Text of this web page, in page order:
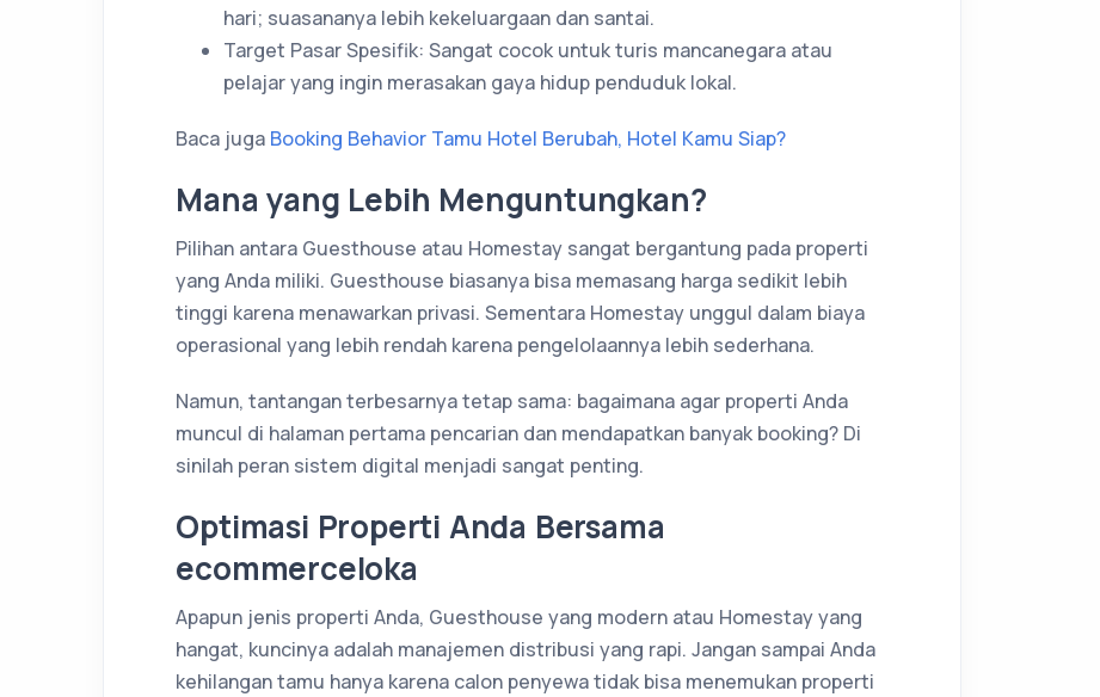
hari; suasananya lebih kekeluargaan dan santai.
Target Pasar Spesifik: Sangat cocok untuk turis mancanegara atau
pelajar yang ingin merasakan gaya hidup penduduk lokal.
Baca juga Booking Behavior Tamu Hotel Berubah, Hotel Kamu Siap?
Mana yang Lebih Menguntungkan?
Pilihan antara Guesthouse atau Homestay sangat bergantung pada properti
yang Anda miliki. Guesthouse biasanya bisa memasang harga sedikit lebih
tinggi karena menawarkan privasi. Sementara Homestay unggul dalam biaya
operasional yang lebih rendah karena pengelolaannya lebih sederhana.
Namun, tantangan terbesarnya tetap sama: bagaimana agar properti Anda
muncul di halaman pertama pencarian dan mendapatkan banyak booking? Di
sinilah peran sistem digital menjadi sangat penting.
Optimasi Properti Anda Bersama
ecommerceloka
Apapun jenis properti Anda, Guesthouse yang modern atau Homestay yang
hangat, kuncinya adalah manajemen distribusi yang rapi. Jangan sampai Anda
kehilangan tamu hanya karena calon penyewa tidak bisa menemukan properti